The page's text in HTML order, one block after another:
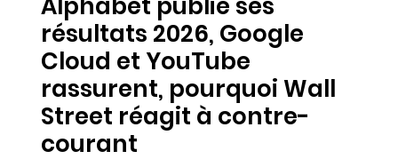
Alphabet publie ses
résultats 2026, Google
Cloud et YouTube
rassurent, pourquoi Wall
Street réagit à contre-
courant